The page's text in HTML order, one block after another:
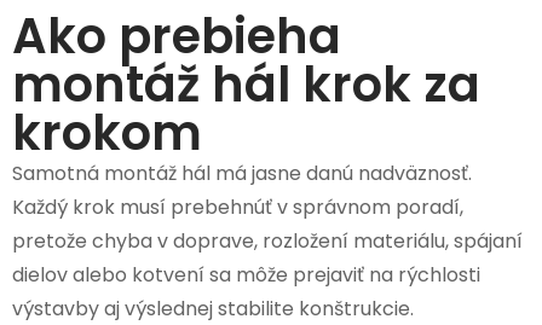
Ako prebieha
montáž hál krok za
krokom
Samotná montáž hál má jasne danú nadväznosť.
Každý krok musí prebehnúť v správnom poradí,
pretože chyba v doprave, rozložení materiálu, spájaní
dielov alebo kotvení sa môže prejaviť na rýchlosti
výstavby aj výslednej stabilite konštrukcie.